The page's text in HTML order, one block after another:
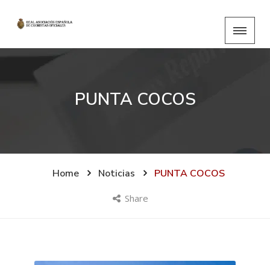
PUNTA COCOS
Home Noticias PUNTA COCOS
Share